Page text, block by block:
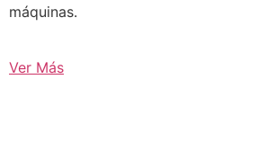
máquinas.
Ver Más